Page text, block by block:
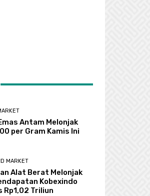
Antam Melonjak
per Gram Kamis Ini
MARKET
Alat Berat Melonjak
Kobexindo
Rp1,02 Triliun